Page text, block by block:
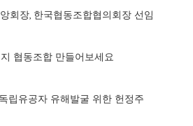
회장, 한국협동조합협의회장 선임
협동조합 만들어보세요
립유공자 유해발굴 위한 헌정주